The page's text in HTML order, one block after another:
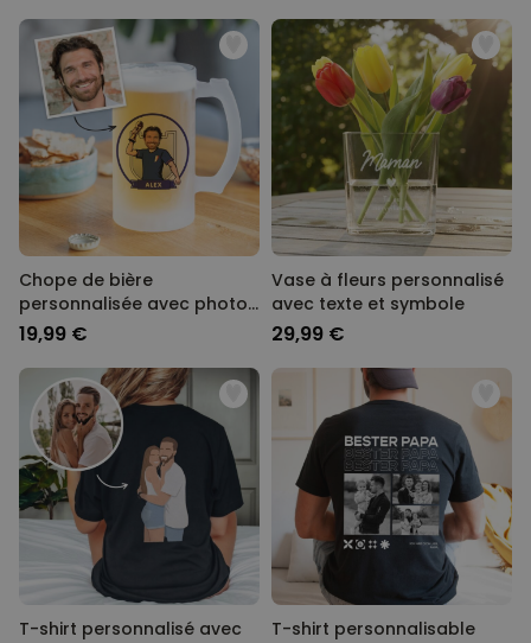
Chope de bière
personnalisée avec photo
- Coupe du Monde
19,99 €
Vase à fleurs personnalisé
avec texte et symbole
29,99 €
T-shirt personnalisé avec
T-shirt personnalisable